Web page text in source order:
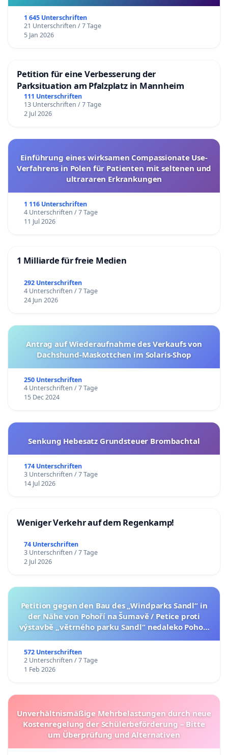
1 645 Unterschriften
21 Unterschriften / 7 Tage
5 Jan 2026
Petition für eine Verbesserung der
Parksituation am Pfalzplatz in Mannheim
111 Unterschriften
13 Unterschriften / 7 Tage
2 Jul 2026
Einführung eines wirksamen Compassionate Use-
Verfahrens in Polen für Patienten mit seltenen und
ultrararen Erkrankungen
1 116 Unterschriften
4 Unterschriften / 7 Tage
11 Jul 2026
1 Milliarde für freie Medien
292 Unterschriften
4 Unterschriften / 7 Tage
24 Jun 2026
Antrag auf Wiederaufnahme des Verkaufs von
Dachshund-Maskottchen im Solaris-Shop
250 Unterschriften
4 Unterschriften / 7 Tage
15 Dec 2024
Senkung Hebesatz Grundsteuer Brombachtal
174 Unterschriften
3 Unterschriften / 7 Tage
14 Jul 2026
Weniger Verkehr auf dem Regenkamp!
74 Unterschriften
3 Unterschriften / 7 Tage
2 Jul 2026
Petition gegen den Bau des „Windparks Sandl“ in
der Nähe von Pohoří na Šumavě / Petice proti
výstavbě „větrného parku Sandl“ nedaleko Pohoří
572 Unterschriften
2 Unterschriften / 7 Tage
1 Feb 2026
Unverhältnismäßige Mehrbelastungen durch neue
Kostenregelung der Schülerbeförderung – Bitte
um Überprüfung und Alternativen